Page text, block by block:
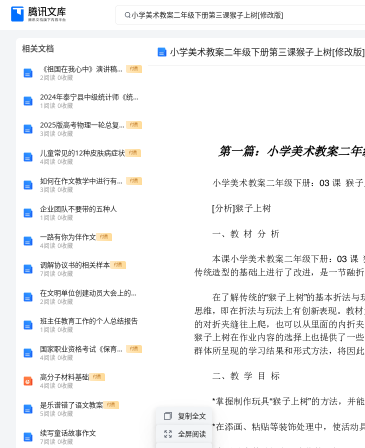
小
相关文档
《祖国在我心中》演讲稿的背后：我的爱国情怀 付费
2阅读 0收藏
2024年泰宁县中级统计师《统计工作实务》点睛提分卷（附答案及解析）
1阅读 0收藏
2025版高考物理一轮总复习考点突破第12章电磁感应实验14探究影响感应电流方向的因素考点1教材原型实验 付费
3阅读 0收藏
儿童常见的12种皮肤病症状 付费
4阅读 0收藏
如何在作文教学中进行有效激励 付费
3阅读 0收藏
企业团队不要带的五种人
1阅读 0收藏
一路有你为伴作文 付费
4阅读 0收藏
调解协议书的相关样本 付费
7阅读 0收藏
在文明单位创建动员大会上的讲话二
2阅读 0收藏
班主任教育工作的个人总结报告
1阅读 0收藏
国家职业资格考试《保育员高级技师》考前冲刺试题C卷 附答案 付费
4阅读 0收藏
高分子材料基础 付费
4阅读 0收藏
是乐谱错了语文教案 付费
5阅读 0收藏
续写童话故事作文
7阅读 0收藏
小学美术教案二年级下册第三课猴子上树[修改版]
可以设计为以下几个环节：
一、教材分析
“”
二、教学目标
*“” 掌握制作玩具猴子上树的方法，并能找出其他可行的折法。
在活动中体验探究、合作的乐趣。
三、教学设计
复制全文
全屏阅读